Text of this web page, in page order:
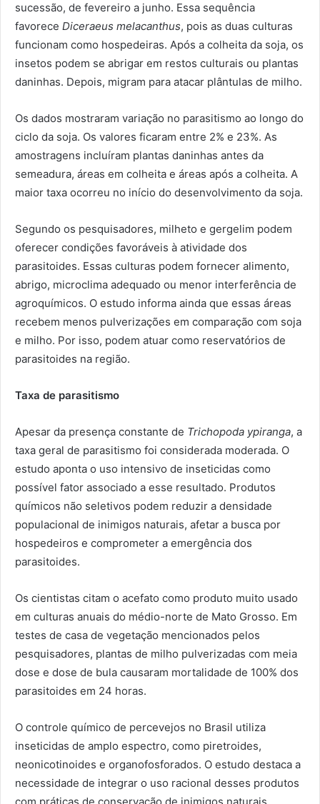
sucessão, de fevereiro a junho. Essa sequência
favorece Diceraeus melacanthus, pois as duas culturas
funcionam como hospedeiras. Após a colheita da soja, os
insetos podem se abrigar em restos culturais ou plantas
daninhas. Depois, migram para atacar plântulas de milho.
Os dados mostraram variação no parasitismo ao longo do
ciclo da soja. Os valores ficaram entre 2% e 23%. As
amostragens incluíram plantas daninhas antes da
semeadura, áreas em colheita e áreas após a colheita. A
maior taxa ocorreu no início do desenvolvimento da soja.
Segundo os pesquisadores, milheto e gergelim podem
oferecer condições favoráveis à atividade dos
parasitoides. Essas culturas podem fornecer alimento,
abrigo, microclima adequado ou menor interferência de
agroquímicos. O estudo informa ainda que essas áreas
recebem menos pulverizações em comparação com soja
e milho. Por isso, podem atuar como reservatórios de
parasitoides na região.
Taxa de parasitismo
Apesar da presença constante de Trichopoda ypiranga, a
taxa geral de parasitismo foi considerada moderada. O
estudo aponta o uso intensivo de inseticidas como
possível fator associado a esse resultado. Produtos
químicos não seletivos podem reduzir a densidade
populacional de inimigos naturais, afetar a busca por
hospedeiros e comprometer a emergência dos
parasitoides.
Os cientistas citam o acefato como produto muito usado
em culturas anuais do médio-norte de Mato Grosso. Em
testes de casa de vegetação mencionados pelos
pesquisadores, plantas de milho pulverizadas com meia
dose e dose de bula causaram mortalidade de 100% dos
parasitoides em 24 horas.
O controle químico de percevejos no Brasil utiliza
inseticidas de amplo espectro, como piretroides,
neonicotinoides e organofosforados. O estudo destaca a
necessidade de integrar o uso racional desses produtos